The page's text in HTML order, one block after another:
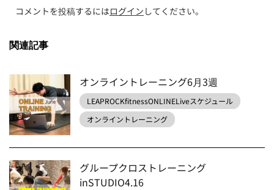
コメントを投稿するにはログイン してください。
関連記事
オンライントレーニング6月3週
LEAPROCKfitnessONLINELiveスケジュール
オンライントレーニング
グループクロストレーニング
inSTUDIO4.16